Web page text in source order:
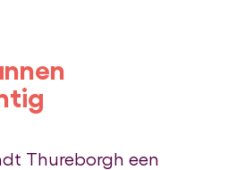
Thureborgh een